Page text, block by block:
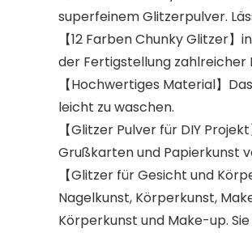
superfeinem Glitzerpulver.
【12 Farben Chunky Glitzer
der Fertigstellung zahlreicher
【Hochwertiges Material】
leicht zu waschen.
【Glitzer Pulver für DIY
Grußkarten und Papierkunst
【Glitzer für Gesicht und
Nagelkunst, Körperkunst,
Körperkunst und Make-up.